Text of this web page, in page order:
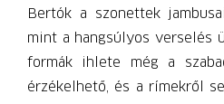
Bertók a szonettek
mint a hangsúlyos verselés
formák ihlete még a
érzékelhető, és a rímekről